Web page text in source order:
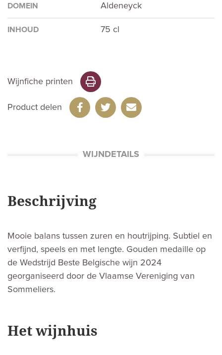
DOMEIN Aldeneyck
INHOUD 75 cl
Wijnfiche printen
Product delen
WIJNDETAILS
Beschrijving
Mooie balans tussen zuren en houtrijping. Subtiel en
verfijnd, speels en met lengte. Gouden medaille op
de Wedstrijd Beste Belgische wijn 2024
georganiseerd door de Vlaamse Vereniging van
Sommeliers.
Het wijnhuis